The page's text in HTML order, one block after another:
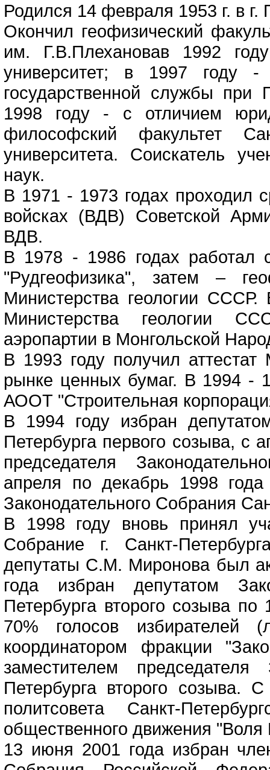
Родился 14 февраля 1953 г. в г.
Окончил геофизический
им. Г.В.Плехановав 1992
университет; в 1997 году
государственной службы при
1998 году - с отличием
философский факультет
университета. Соискатель
наук.
В 1971 - 1973 годах проходил
войсках (ВДВ) Советской
ВДВ.
В 1978 - 1986 годах работал
"Рудгеофизика", затем –
Министерства геологии
Министерства геологии
аэропартии в Монгольской
В 1993 году получил
рынке ценных бумаг. В 1994 -
АООТ "Строительная
В 1994 году избран
Петербурга первого созыва, с
председателя
апреля по декабрь 1998 года
Законодательного Собрания
В 1998 году вновь принял
Собрание г. Санкт-
депутаты С.М. Миронова был
года избран депутатом
Петербурга второго созыва по
70% голосов избирателей
координатором фракции
заместителем
Петербурга второго созыва.
политсовета Санкт-
общественного движения "Воля
13 июня 2001 года избран